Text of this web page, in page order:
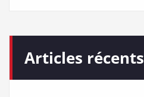
Articles récents